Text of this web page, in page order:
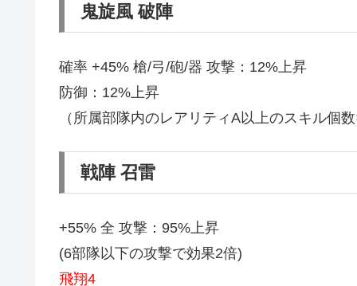
鬼旋風 破陣
確率 +45% 槍/弓/砲/器 攻撃：12%上昇
防御：12%上昇
（所属部隊内のレアリティA以上のスキル個
戦陣 召雷
+55% 全 攻撃：95%上昇
(6部隊以下の攻撃で効果2倍)
飛翔4